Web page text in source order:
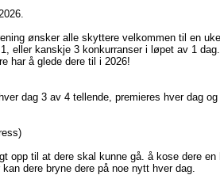
ønsker alle skyttere velkommen til en
eller kanskje 3 konkurranser i løpet av 1 dag.
har å glede dere til i 2026!
dag 3 av 4 tellende, premieres hver dag
opp til at dere skal kunne gå. å kose dere
dere bryne dere på noe nytt hver dag.